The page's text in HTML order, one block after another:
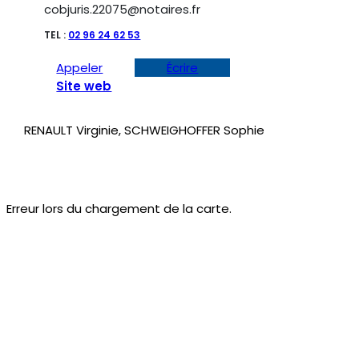
Erreur lors du chargement de la carte.
cobjuris.22075@notaires.fr
TEL : 02 96 24 62 53
Appeler
Écrire
Site web
RENAULT Virginie, SCHWEIGHOFFER Sophie